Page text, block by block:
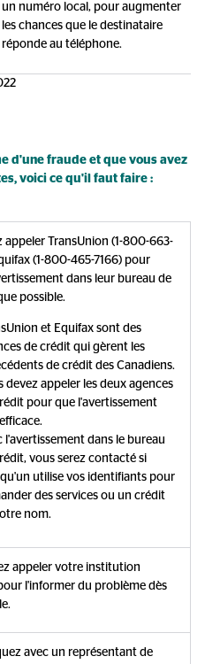
un numéro local, pour augmenter
les chances que le destinataire
réponde au téléphone.
d'une fraude et que vous avez
voici ce qu'il faut faire :
appeler TransUnion (1-800-663-
(1-800-465-7166) pour
dans leur bureau de
possible.
et Equifax sont des
de crédit qui gèrent les
de crédit des Canadiens.
devez appeler les deux agences
pour que l'avertissement
l'avertissement dans le bureau
vous serez contacté si
utilise vos identifiants pour
des services ou un crédit
nom.
appeler votre institution
l'informer du problème dès
avec un représentant de